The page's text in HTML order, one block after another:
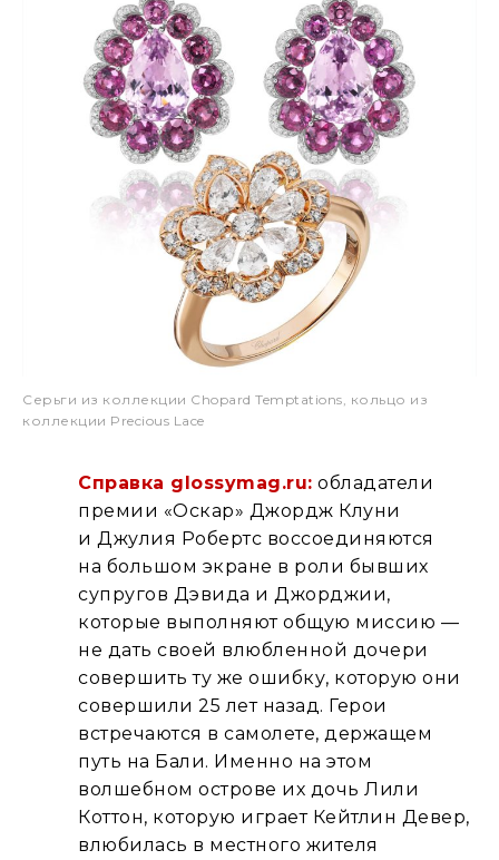
Серьги из коллекции Chopard Temptations, кольцо из
коллекции Precious Lace
Справка glossymag.ru: обладатели
премии «Оскар» Джордж Клуни
и Джулия Робертс воссоединяются
на большом экране в роли бывших
супругов Дэвида и Джорджии,
которые выполняют общую миссию —
не дать своей влюбленной дочери
совершить ту же ошибку, которую они
совершили 25 лет назад. Герои
встречаются в самолете, держащем
путь на Бали. Именно на этом
волшебном острове их дочь Лили
Коттон, которую играет Кейтлин Девер,
влюбилась в местного жителя